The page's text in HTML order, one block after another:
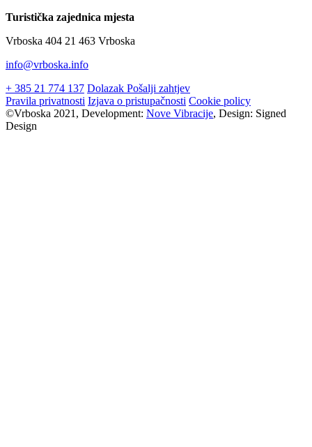
Turistička zajednica mjesta
Vrboska 404 21 463 Vrboska
info@vrboska.info
+ 385 21 774 137 Dolazak Pošalji zahtjev
Pravila privatnosti Izjava o pristupačnosti Cookie policy
©Vrboska 2021, Development: Nove Vibracije, Design: Signed
Design